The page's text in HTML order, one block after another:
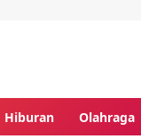
Hiburan Olahraga